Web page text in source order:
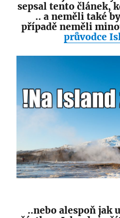
sepsal tento článek,
.. a neměli také
případě neměli
průvodce
..nebo alespoň jak